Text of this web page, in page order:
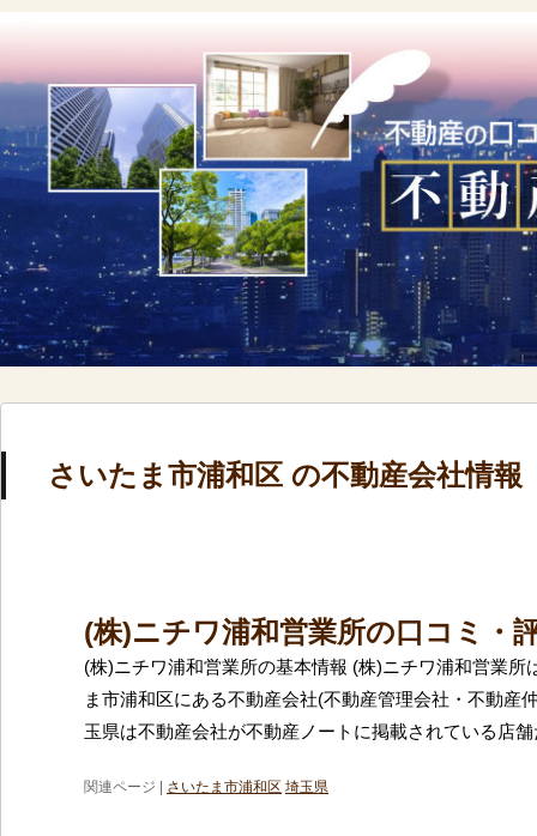
さいたま市浦和区 の不動産会社情報
(株)ニチワ浦和営業所の口コミ・
(株)ニチワ浦和営業所の基本情報 (株)ニチワ浦和営業所
ま市浦和区にある不動産会社(不動産管理会社・不動産
玉県は不動産会社が不動産ノートに掲載されている店
関連ページ | さいたま市浦和区 埼玉県